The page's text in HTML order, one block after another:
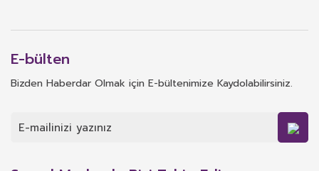
E-bülten
Bizden Haberdar Olmak için E-bültenimize Kaydolabilirsiniz.